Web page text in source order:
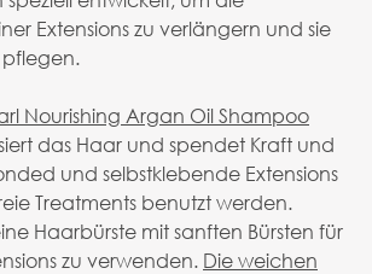
Extensions zu verlängern und sie
pflegen.
Nourishing Argan Oil Shampoo
das Haar und spendet Kraft und
und selbstklebende Extensions
Treatments benutzt werden.
Haarbürste mit sanften Bürsten für
zu verwenden. Die weichen